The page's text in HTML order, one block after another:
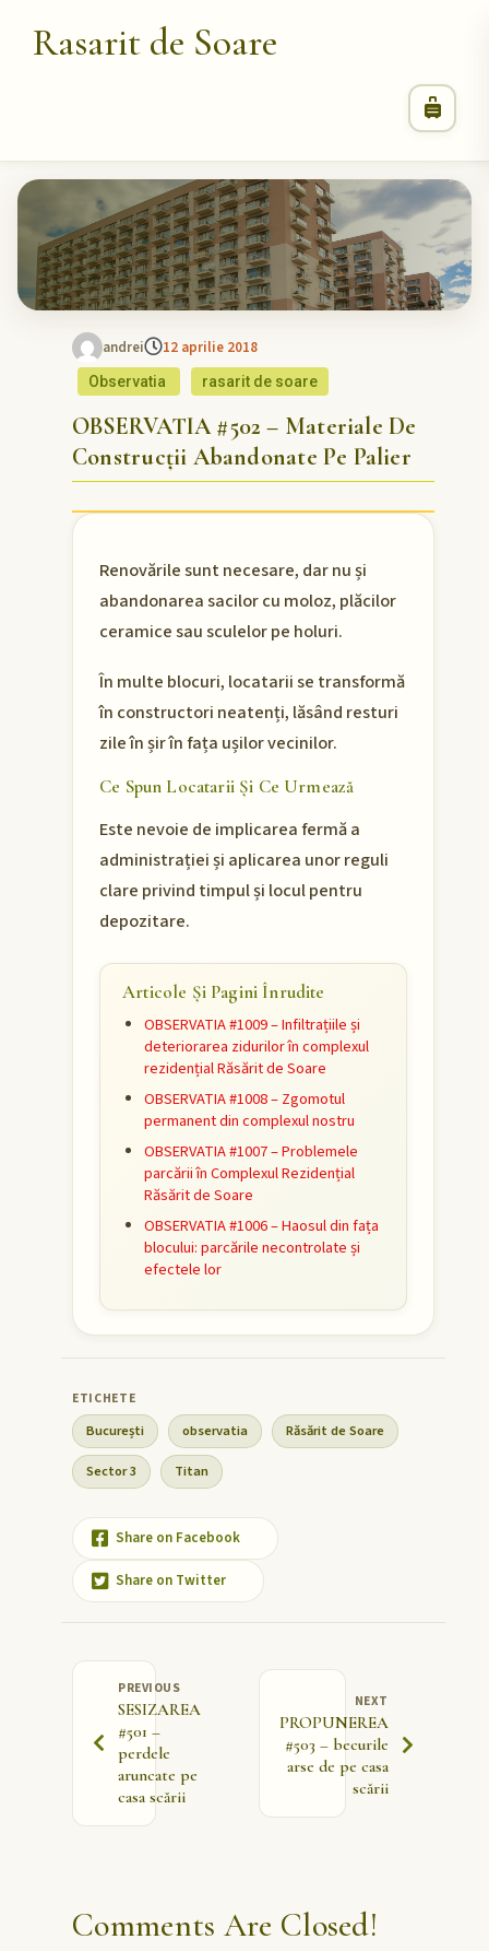
Rasarit de Soare
andrei 12 aprilie 2018
Observatia rasarit de soare
OBSERVATIA #502 – Materiale De
Construcții Abandonate Pe Palier
Renovările sunt necesare, dar nu și
abandonarea sacilor cu moloz, plăcilor
ceramice sau sculelor pe holuri.
În multe blocuri, locatarii se transformă
în constructori neatenți, lăsând resturi
zile în șir în fața ușilor vecinilor.
Ce Spun Locatarii Și Ce Urmează
Este nevoie de implicarea fermă a
administrației și aplicarea unor reguli
clare privind timpul și locul pentru
depozitare.
Articole Și Pagini Înrudite
OBSERVATIA #1009 – Infiltrațiile și
deteriorarea zidurilor în complexul
rezidențial Răsărit de Soare
OBSERVATIA #1008 – Zgomotul
permanent din complexul nostru
OBSERVATIA #1007 – Problemele
parcării în Complexul Rezidențial
Răsărit de Soare
OBSERVATIA #1006 – Haosul din fața
blocului: parcările necontrolate și
efectele lor
București observatia Răsărit de Soare
Sector 3 Titan
Share on Facebook
Share on Twitter
PREVIOUS
SESIZAREA
#501 –
perdele
aruncate pe
casa scării
NEXT
PROPUNEREA
#503 – becurile
arse de pe casa
scării
Comments Are Closed!